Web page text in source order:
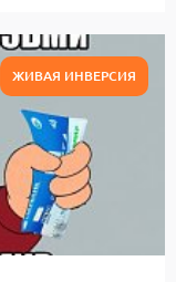
ЖИВАЯ ИНВЕРСИЯ